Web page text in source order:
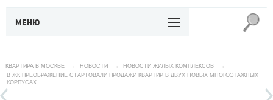
МЕНЮ
КВАРТИРА В МОСКВЕ → НОВОСТИ → НОВОСТИ ЖИЛЫХ КОМПЛЕКСОВ
→
В ЖК ПРЕОБРАЖЕНИЕ СТАРТОВАЛИ ПРОДАЖИ КВАРТИР В ДВУХ НОВЫХ МНОГОЭТАЖНЫХ
КОРПУСАХ